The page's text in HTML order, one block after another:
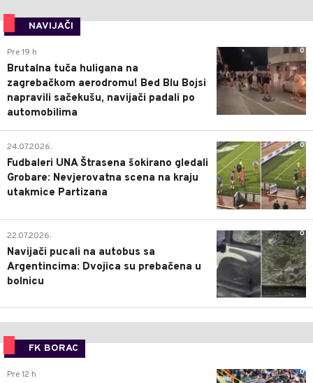
NAVIJAČI
0
Pre 19 h
Brutalna tuča huligana na
zagrebačkom aerodromu! Bed Blu Bojsi
napravili sačekušu, navijači padali po
automobilima
0
24.07.2026.
Fudbaleri UNA Štrasena šokirano gledali
Grobare: Nevjerovatna scena na kraju
utakmice Partizana
0
22.07.2026.
Navijači pucali na autobus sa
Argentincima: Dvojica su prebačena u
bolnicu
FK BORAC
0
Pre 12 h